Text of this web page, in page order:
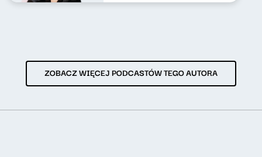
ZOBACZ WIĘCEJ PODCASTÓW TEGO AUTORA